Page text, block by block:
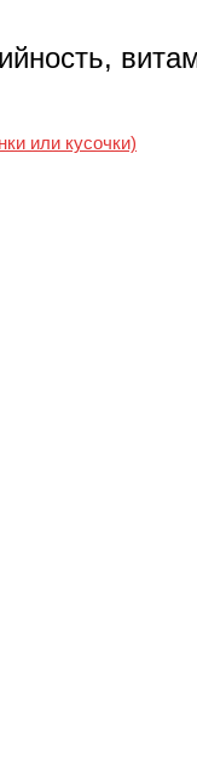
или кусочки)